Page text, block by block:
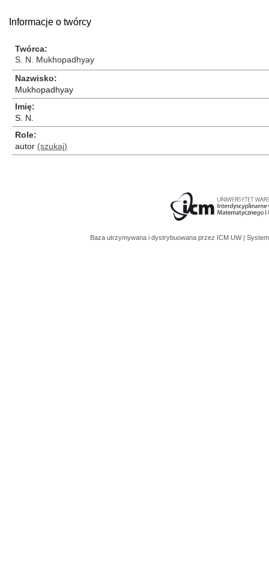
Informacje o twórcy
Twórca
S. N. Mukhopadhyay
Nazwisko
Mukhopadhyay
Imię
S. N.
Role
autor (szukaj)
Baza utrzymywana i dystrybuowana przez ICM UW |